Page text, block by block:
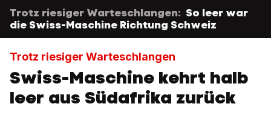
Trotz riesiger Warteschlangen: So leer war
die Swiss-Maschine Richtung Schweiz
Trotz riesiger Warteschlangen
Swiss-Maschine kehrt halb
leer aus Südafrika zurück